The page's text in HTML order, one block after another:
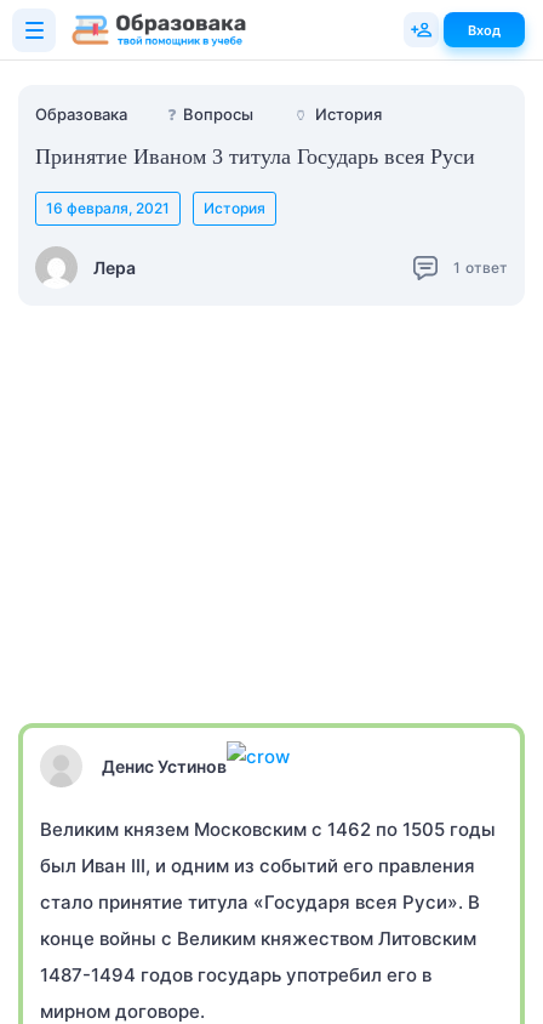
Образовака ❓ Вопросы 🏺 История
Принятие Иваном 3 титула Государь всея Руси
Лера
16 февраля, 2021 История
1 ответ
Денис Устинов
Великим князем Московским с 1462 по 1505 годы
был Иван III, и одним из событий его правления
стало принятие титула «Государя всея Руси». В
конце войны с Великим княжеством Литовским
1487-1494 годов государь употребил его в
мирном договоре.
Вход